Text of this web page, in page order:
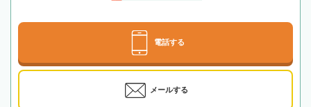
電話する
メールする